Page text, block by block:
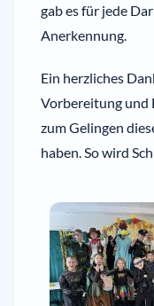
gab es für jede
Anerkennung.
Ein herzliches
Vorbereitung
zum Gelingen
haben. So wird